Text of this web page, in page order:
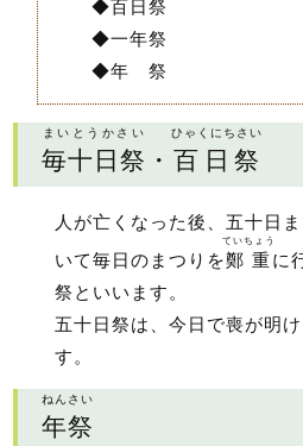
◆百日祭
◆一年祭
◆年 祭
毎十日祭
まいとうかさい
・ 百日祭
ひゃくにちさい
人が亡くなった後、五十日
いて毎日のまつりを鄭重
ていちょう
に
祭といいます。
五十日祭は、今日で喪が明
す。
年祭
ねんさい